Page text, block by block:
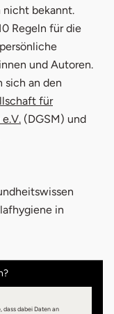
nicht bekannt.
Regeln für die
und Autoren.
sich an den
für
öffnet in neuem
(DGSM) und
in
dass dabei Daten an